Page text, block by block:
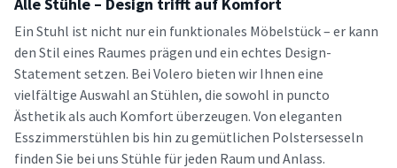
Ein Stuhl ist nicht nur ein funktionales Möbelstück – er kann
den Stil eines Raumes prägen und ein echtes Design-
Statement setzen. Bei Volero bieten wir Ihnen eine
vielfältige Auswahl an Stühlen, die sowohl in puncto
Ästhetik als auch Komfort überzeugen. Von eleganten
Esszimmerstühlen bis hin zu gemütlichen Polstersesseln
finden Sie bei uns Stühle für jeden Raum und Anlass.